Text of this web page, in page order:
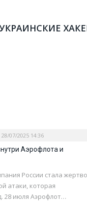
28/07/2025 14:36
Аэрофлота и
России стала
атаки, которая
28 июля Аэрофлот…